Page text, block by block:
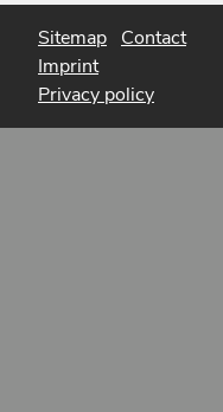
Sitemap Contact
Imprint
Privacy policy